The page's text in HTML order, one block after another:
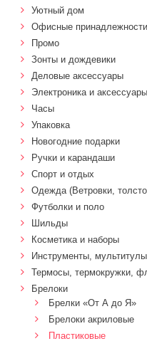
Уютный дом
Офисные принадлежности
Промо
Зонты и дождевики
Деловые аксессуары
Электроника и аксессуары
Часы
Упаковка
Новогодние подарки
Ручки и карандаши
Спорт и отдых
Одежда (Ветровки,
Футболки и поло
Шильды
Косметика и наборы
Инструменты,
Термосы, термокружки,
Брелоки
Брелки «От А до Я»
Брелоки акриловые
Пластиковые